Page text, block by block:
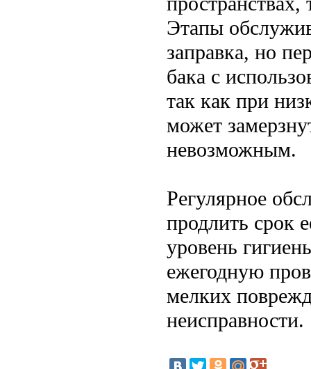
Этапы
заправка, но
бака с
так как при
может
невозможным.
Регулярное
продлить срок
уровень
ежегодную
мелких
неисправности.